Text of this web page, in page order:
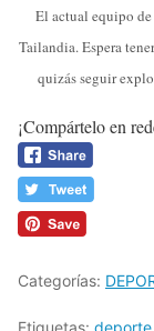
El actual equipo
Tailandia. Espera
quizás seguir
¡Compártelo en
Categorías: